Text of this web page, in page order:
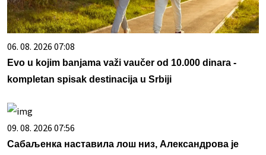
06. 08. 2026 07:08
Evo u kojim banjama važi vaučer od 10.000 dinara -
kompletan spisak destinacija u Srbiji
09. 08. 2026 07:56
Сабаљенка наставила лош низ, Александрова је